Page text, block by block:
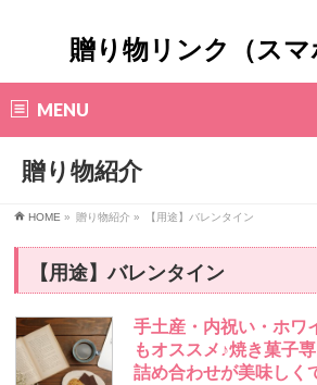
贈り物リンク（スマ
MENU
贈り物紹介
HOME » 贈り物紹介 » 【用途】バレンタイン
【用途】バレンタイン
手土産・内祝い・ホワ
もオススメ♪焼き菓子
詰め合わせが美味しく